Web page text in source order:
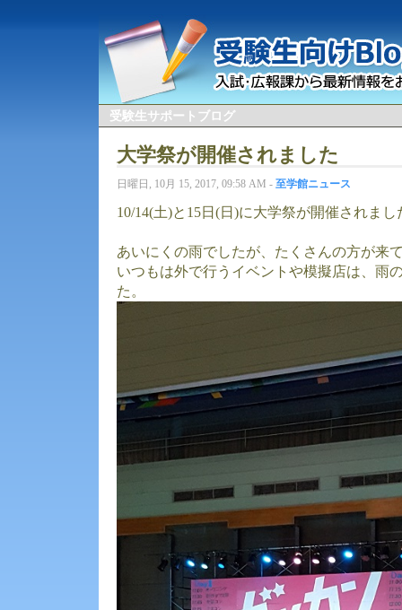
受験生サポートブログ
大学祭が開催されました
日曜日, 10月 15, 2017, 09:58 AM - 至学館ニュース
10/14(土)と15日(日)に大学祭が開催されまし
あいにくの雨でしたが、たくさんの方が来
いつもは外で行うイベントや模擬店は、雨
た。